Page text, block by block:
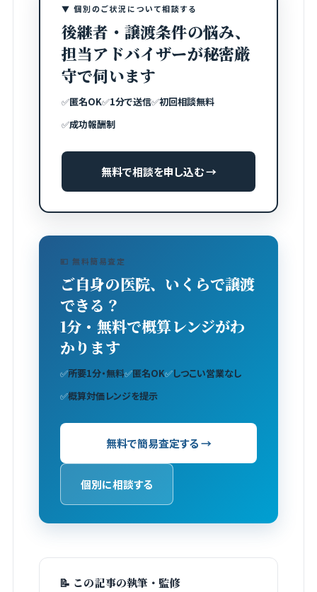
▼ 個別のご状況について相談する
後継者・譲渡条件の悩み、
担当アドバイザーが秘密厳
守で伺います
✅匿名OK✅1分で送信✅初回相談無料
✅成功報酬制
無料で相談を申し込む →
💴 無料簡易査定
ご自身の医院、いくらで譲渡
できる？
1分・無料で概算レンジがわ
かります
✅所要1分・無料✅匿名OK✅しつこい営業なし
✅概算対価レンジを提示
無料で簡易査定する →
個別に相談する
📝 この記事の執筆・監修